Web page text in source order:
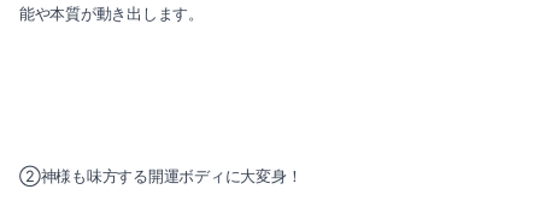
能や本質が動き出します。
②神様も味方する開運ボディに大変身！